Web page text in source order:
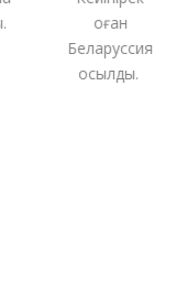
оған
Беларуссия
қосылды.